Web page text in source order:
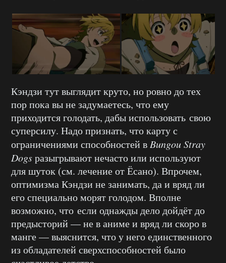
Кэндзи тут выглядит круто, но ровно до тех
пор пока вы не задумаетесь, что ему
приходится голодать, дабы использовать свою
суперсилу. Надо признать, что карту с
ограничениями способностей в Bungou Stray
Dogsразыгрывают нечасто или используют
для шуток (см. лечение от Ёсано). Впрочем,
оптимизма Кэндзи не занимать, да и вряд ли
его специально морят голодом. Вполне
возможно, что если однажды дело дойдёт до
предысторий — не в аниме и вряд ли скоро в
манге — выяснится, что у него единственного
из обладателей сверхспособностей было